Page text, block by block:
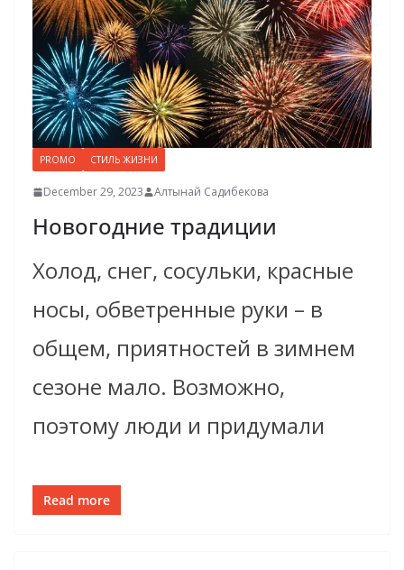
PROMO СТИЛЬ ЖИЗНИ
December 29, 2023 Алтынай Садибекова
Новогодние традиции
Холод, снег, сосульки, красные
носы, обветренные руки – в
общем, приятностей в зимнем
сезоне мало. Возможно,
поэтому люди и придумали
Read more